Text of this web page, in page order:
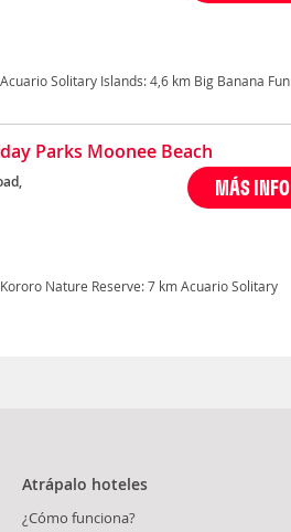
Solitary Islands: 4,6 km Big Banana Fun
Parks Moonee Beach
MÁS INFO
Nature Reserve: 7 km Acuario Solitary
Atrápalo hoteles
¿Cómo funciona?